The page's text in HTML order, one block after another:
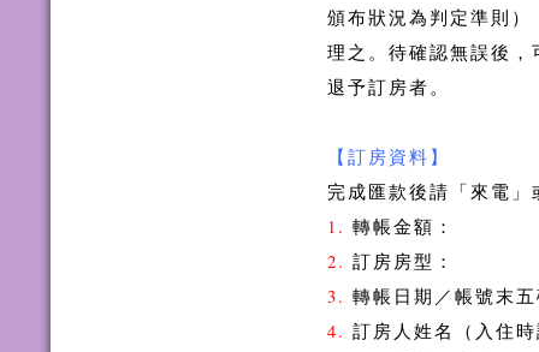
頒布狀況為判定準則
理之。待確認無誤後
退予訂房者。
【訂房資料】
完成匯款後請「來電
1. 轉帳金額：
2. 訂房房型：
3. 轉帳日期／帳號末
4. 訂房人姓名（入住